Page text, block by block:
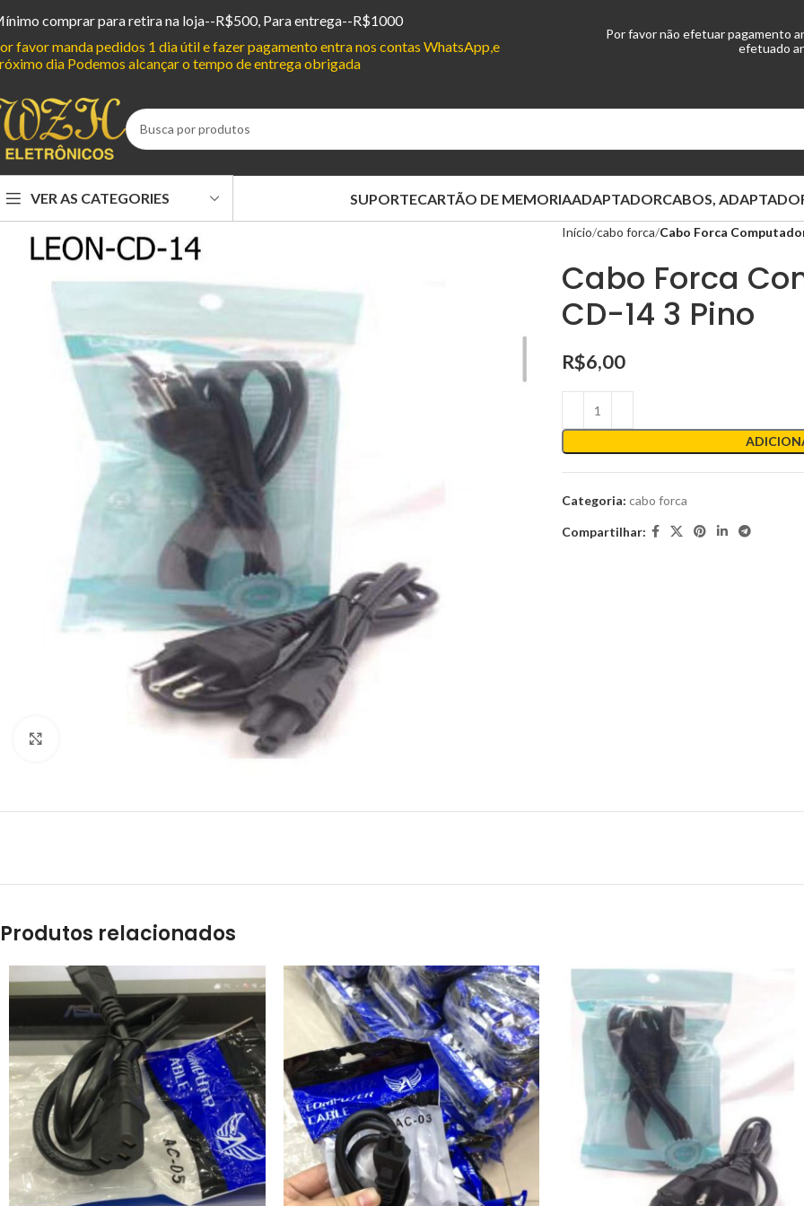
comprar para retira na loja--R$500, Para entrega--R$1000
favor manda pedidos 1 dia útil e fazer pagamento entra nos contas WhatsApp,e
dia Podemos alcançar o tempo de entrega obrigada
Por favor não efetuar pagamento
efetuado
VER AS CATEGORIES SUPORTECARTÃO DE MEMORIAADAPTADORCABOS,
Início cabo forca Cabo Forca
Cabo Forca
CD-14 3 Pino
R$6,00
Categoria: cabo forca
Compartilhar:
Produtos relacionados